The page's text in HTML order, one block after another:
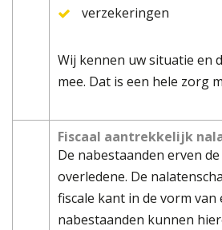
verzekeringen
Wij kennen uw situatie en
mee. Dat is een hele zorg
Fiscaal aantrekkelijk
De nabestaanden erven
overledene. De
fiscale kant in de vorm
nabestaanden kunnen